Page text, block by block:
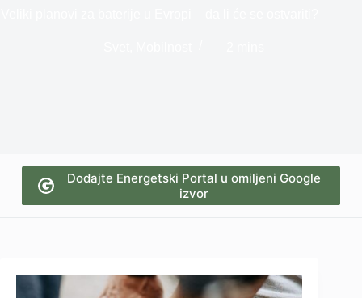
Dodajte Energetski Portal u omiljeni Google
izvor